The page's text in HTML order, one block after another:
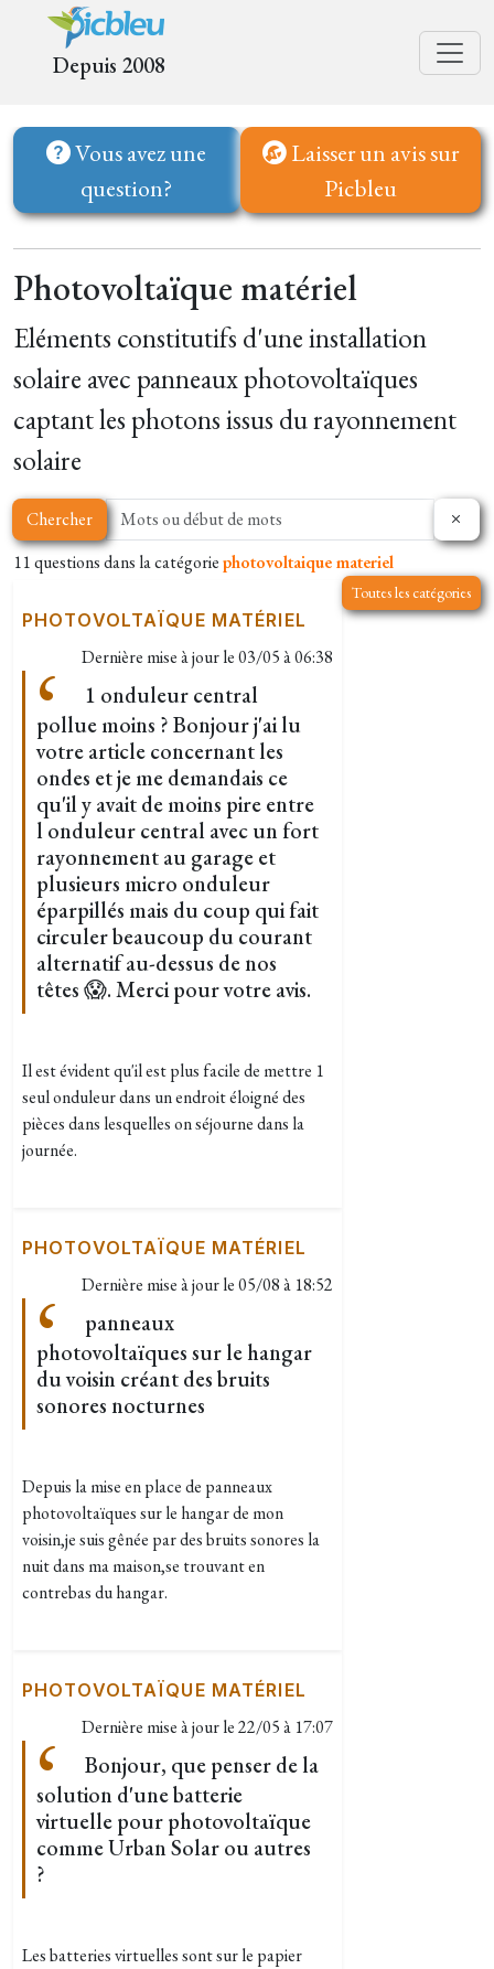
Depuis 2008
Vous avez une
question?
Laisser un avis sur
Picbleu
Photovoltaïque matériel
Eléments constitutifs d'une installation
solaire avec panneaux photovoltaïques
captant les photons issus du rayonnement
solaire
Chercher
11 questions dans la catégoriephotovoltaique materiel
Toutes les catégories
PHOTOVOLTAÏQUE MATÉRIEL
Dernière mise à jour le03/05 à 06:38
1 onduleur central
pollue moins ? Bonjour j'ai lu
votre article concernant les
ondes et je me demandais ce
qu'il y avait de moins pire entre
l onduleur central avec un fort
rayonnement au garage et
plusieurs micro onduleur
éparpillés mais du coup qui fait
circuler beaucoup du courant
alternatif au-dessus de nos
têtes 😱. Merci pour votre avis.
Il est évident qu'il est plus facile de mettre 1
seul onduleur dans un endroit éloigné des
pièces dans lesquelles on séjourne dans la
journée.
PHOTOVOLTAÏQUE MATÉRIEL
Dernière mise à jour le05/08 à 18:52
panneaux
photovoltaïques sur le hangar
du voisin créant des bruits
sonores nocturnes
Depuis la mise en place de panneaux
photovoltaïques sur le hangar de mon
voisin,je suis gênée par des bruits sonores la
nuit dans ma maison,se trouvant en
contrebas du hangar.
PHOTOVOLTAÏQUE MATÉRIEL
Dernière mise à jour le22/05 à 17:07
Bonjour, que penser de la
solution d'une batterie
virtuelle pour photovoltaïque
comme Urban Solar ou autres
?
Les batteries virtuelles sont sur le papier